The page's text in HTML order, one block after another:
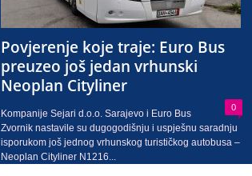
Povjerenje koje traje: Euro Bus
preuzeo još jedan vrhunski
Neoplan Cityliner
0
Kompanije Sejari d.o.o. Sarajevo i Euro Bus
Zvornik nastavile su dugogodišnju i uspješnu saradnju
isporukom još jednog vrhunskog turističkog autobusa –
Neoplan Cityliner N1216...